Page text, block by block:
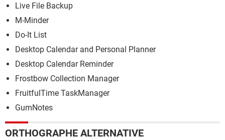
Live File Backup
M-Minder
Do-It List
Desktop Calendar and Personal Planner
Desktop Calendar Reminder
Frostbow Collection Manager
FruitfulTime TaskManager
GumNotes
ORTHOGRAPHE ALTERNATIVE